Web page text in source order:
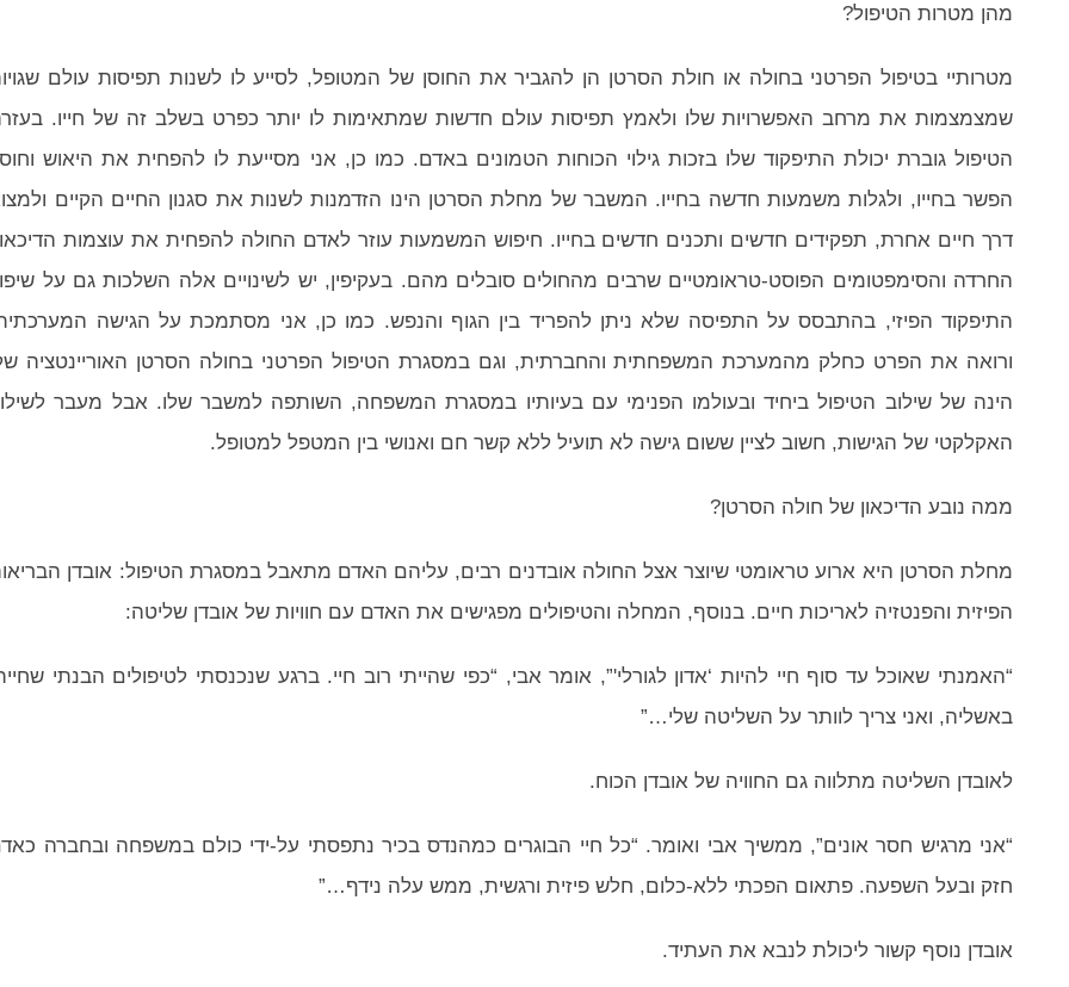
מהן מטרות הטיפול?
מטרותיי בטיפול הפרטני בחולה או חולת הסרטן הן להגביר את החוסן של המטופל, לסייע לו לשנות תפיסות עולם
שמצמצמות את מרחב האפשרויות שלו ולאמץ תפיסות עולם חדשות שמתאימות לו יותר כפרט בשלב זה של חייו.
הטיפול גוברת יכולת התיפקוד שלו בזכות גילוי הכוחות הטמונים באדם. כמו כן, אני מסייעת לו להפחית את היאוש
הפשר בחייו, ולגלות משמעות חדשה בחייו. המשבר של מחלת הסרטן הינו הזדמנות לשנות את סגנון החיים הקיים
דרך חיים אחרת, תפקידים חדשים ותכנים חדשים בחייו. חיפוש המשמעות עוזר לאדם החולה להפחית את עוצמות
החרדה והסימפטומים הפוסט-טראומטיים שרבים מהחולים סובלים מהם. בעקיפין, יש לשינויים אלה השלכות גם על
התיפקוד הפיזי, בהתבסס על התפיסה שלא ניתן להפריד בין הגוף והנפש. כמו כן, אני מסתמכת על הגישה
ורואה את הפרט כחלק מהמערכת המשפחתית והחברתית, וגם במסגרת הטיפול הפרטני בחולה הסרטן האוריינטציה
הינה של שילוב הטיפול ביחיד ובעולמו הפנימי עם בעיותיו במסגרת המשפחה, השותפה למשבר שלו. אבל מעבר
האקלקטי של הגישות, חשוב לציין ששום גישה לא תועיל ללא קשר חם ואנושי בין המטפל למטופל.
ממה נובע הדיכאון של חולה הסרטן?
מחלת הסרטן היא ארוע טראומטי שיוצר אצל החולה אובדנים רבים, עליהם האדם מתאבל במסגרת הטיפול: אובדן
הפיזית והפנטזיה לאריכות חיים. בנוסף, המחלה והטיפולים מפגישים את האדם עם חוויות של אובדן שליטה:
“האמנתי שאוכל עד סוף חיי להיות ‘אדון לגורלי'”, אומר אבי, “כפי שהייתי רוב חיי. ברגע שנכנסתי לטיפולים הבנתי
באשליה, ואני צריך לוותר על השליטה שלי…”
לאובדן השליטה מתלווה גם החוויה של אובדן הכוח.
“אני מרגיש חסר אונים”, ממשיך אבי ואומר. “כל חיי הבוגרים כמהנדס בכיר נתפסתי על-ידי כולם במשפחה ובחברה
חזק ובעל השפעה. פתאום הפכתי ללא-כלום, חלש פיזית ורגשית, ממש עלה נידף…”
אובדן נוסף קשור ליכולת לנבא את העתיד.